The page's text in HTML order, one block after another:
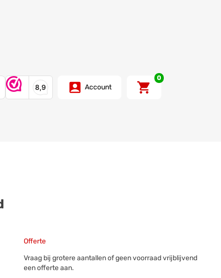
Account
0
Offerte
Vraag bij grotere aantallen of geen voorraad vrijblijvend
een offerte aan.